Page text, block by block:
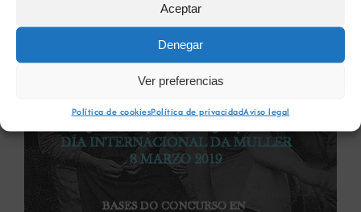
Aceptar
Denegar
Ver preferencias
Política de cookiesPolítica de privacidadAviso legal